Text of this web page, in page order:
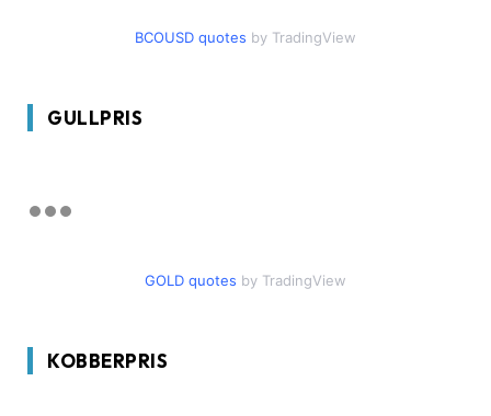
BCOUSD quotes by TradingView
GULLPRIS
GOLD quotes by TradingView
KOBBERPRIS